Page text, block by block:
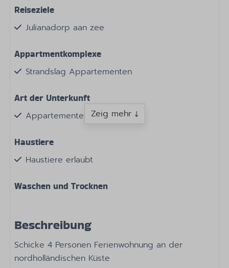
Reiseziele
Julianadorp aan zee
Appartmentkomplexe
Strandslag Appartementen
Art der Unterkunft
Appartementen
Haustiere
Haustiere erlaubt
Waschen und Trocknen
Küche
Kaffeemaschine mit Pads
Pfannen
Zeig mehr ↓
Beschreibung
Schicke 4 Personen Ferienwohnung an der
nordholländischen Küste